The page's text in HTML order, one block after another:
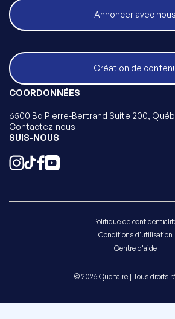
Annoncer avec nous
Création de
COORDONNÉES
6500 Bd Pierre-Bertrand Suite 200,
Contactez-nous
SUIS-NOUS
Politique de
Conditions d'utilisation
Centre d'aide
© 2026 Quoifaire | Tous droits